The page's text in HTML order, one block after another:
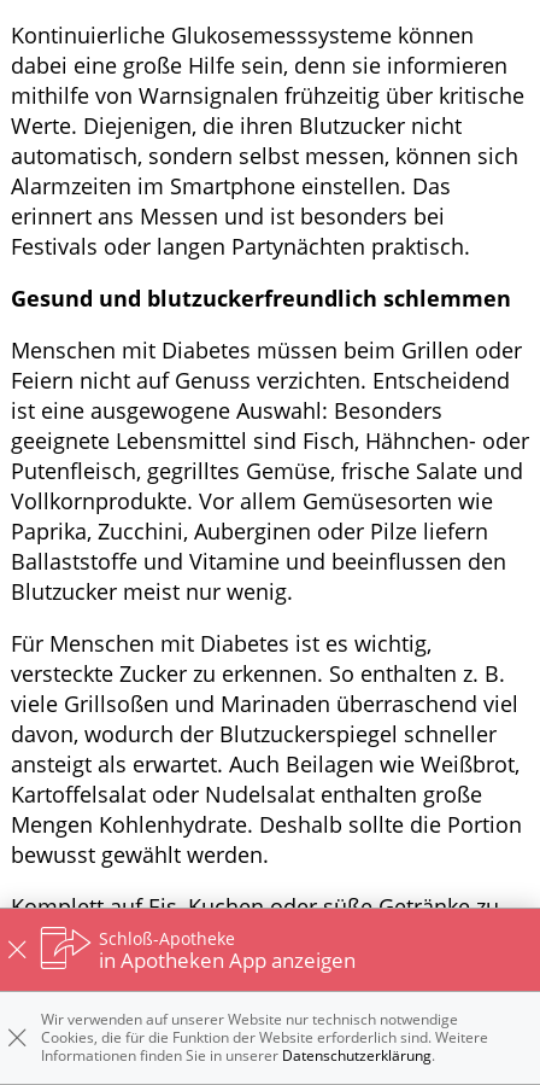
Kontinuierliche Glukosemesssysteme können
dabei eine große Hilfe sein, denn sie informieren
mithilfe von Warnsignalen frühzeitig über kritische
Werte. Diejenigen, die ihren Blutzucker nicht
automatisch, sondern selbst messen, können sich
Alarmzeiten im Smartphone einstellen. Das
erinnert ans Messen und ist besonders bei
Festivals oder langen Partynächten praktisch.
Gesund und blutzuckerfreundlich schlemmen
Menschen mit Diabetes müssen beim Grillen oder
Feiern nicht auf Genuss verzichten. Entscheidend
ist eine ausgewogene Auswahl: Besonders
geeignete Lebensmittel sind Fisch, Hähnchen- oder
Putenfleisch, gegrilltes Gemüse, frische Salate und
Vollkornprodukte. Vor allem Gemüsesorten wie
Paprika, Zucchini, Auberginen oder Pilze liefern
Ballaststoffe und Vitamine und beeinflussen den
Blutzucker meist nur wenig.
Für Menschen mit Diabetes ist es wichtig,
versteckte Zucker zu erkennen. So enthalten z. B.
viele Grillsoßen und Marinaden überraschend viel
davon, wodurch der Blutzuckerspiegel schneller
ansteigt als erwartet. Auch Beilagen wie Weißbrot,
Kartoffelsalat oder Nudelsalat enthalten große
Mengen Kohlenhydrate. Deshalb sollte die Portion
bewusst gewählt werden.
Komplett auf Eis, Kuchen oder süße Getränke zu
verzichten ist nicht zwingend notwendig.
Entscheidend ist, die Menge im Blick zu behalten
und den Einfluss auf den Blutzucker zu
berücksichtigen. Frisches Obst kann eine gute
Alternative darstellen. Dennoch enthalten auch
Schloß-Apotheke
in Apotheken App anzeigen
Wir verwenden auf unserer Website nur technisch notwendige
Cookies, die für die Funktion der Website erforderlich sind. Weitere
Informationen finden Sie in unserer Datenschutzerklärung.